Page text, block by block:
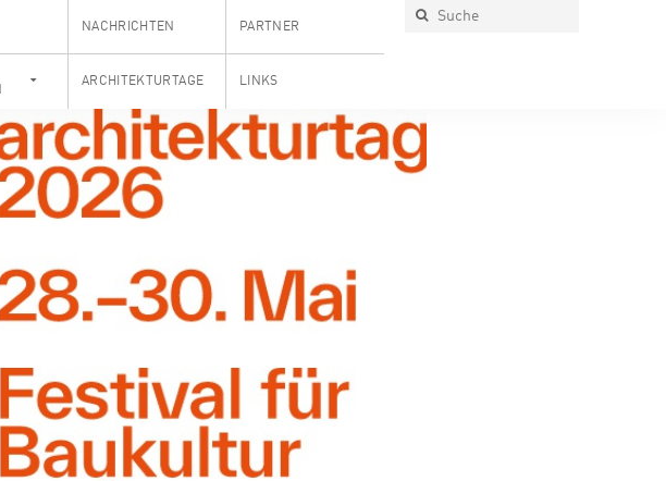
NACHRICHTEN PARTNER
ARCHITEKTURTAGE LINKS